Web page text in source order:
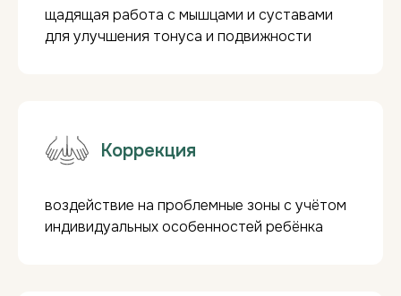
щадящая работа с мышцами и суставами
для улучшения тонуса и подвижности
Коррекция
воздействие на проблемные зоны с учётом
индивидуальных особенностей ребёнка
Годовые абонементы:
При единовременной оплате от60 000 ₽
- скидка 10%
на все ручные массажи.